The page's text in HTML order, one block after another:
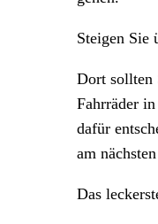
Steigen Sie
Dort sollten
Fahrräder
dafür
am
Das